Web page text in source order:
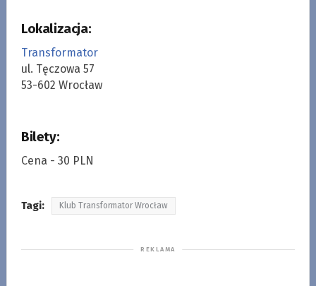
Lokalizacja:
Transformator
ul. Tęczowa 57
53-602 Wrocław
Bilety:
Cena - 30 PLN
Tagi: Klub Transformator Wrocław